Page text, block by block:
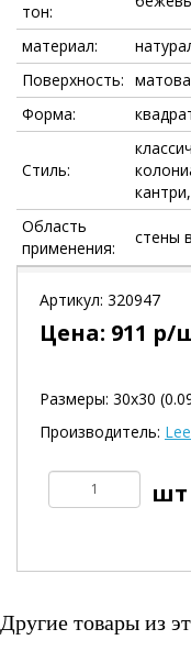
тон:
материал:
Поверхность:
Форма:
Стиль:
Область
применения:
стены
Артикул: 320947
Цена: 911 р/
Размеры: 30х30
Производитель:
Другие товары из